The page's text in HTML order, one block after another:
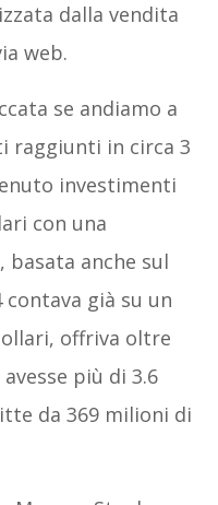
dalla vendita
web.
se andiamo a
raggiunti in circa 3
investimenti
con una
anche sul
contava già su un
offriva oltre
più di 3.6
da 369 milioni di